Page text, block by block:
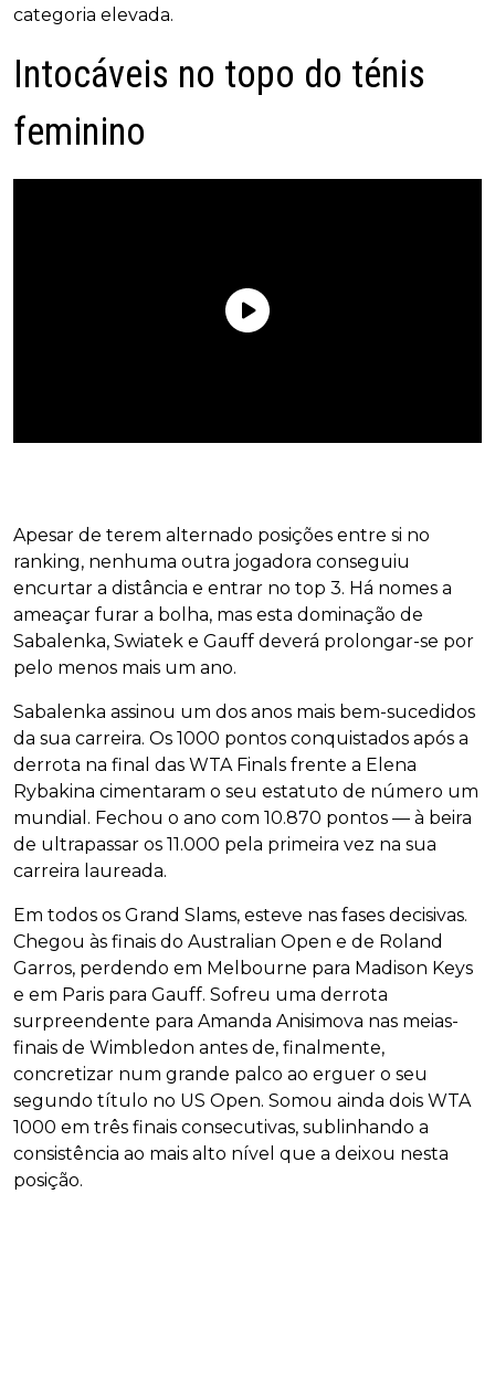
categoria elevada.
Intocáveis no topo do ténis
feminino
Apesar de terem alternado posições entre si no
ranking, nenhuma outra jogadora conseguiu
encurtar a distância e entrar no top 3. Há nomes a
ameaçar furar a bolha, mas esta dominação de
Sabalenka, Swiatek e Gauff deverá prolongar-se por
pelo menos mais um ano.
Sabalenka assinou um dos anos mais bem-sucedidos
da sua carreira. Os 1000 pontos conquistados após a
derrota na final das WTA Finals frente a Elena
Rybakina cimentaram o seu estatuto de número um
mundial. Fechou o ano com 10.870 pontos — à beira
de ultrapassar os 11.000 pela primeira vez na sua
carreira laureada.
Em todos os Grand Slams, esteve nas fases decisivas.
Chegou às finais do Australian Open e de Roland
Garros, perdendo em Melbourne para Madison Keys
e em Paris para Gauff. Sofreu uma derrota
surpreendente para Amanda Anisimova nas meias-
finais de Wimbledon antes de, finalmente,
concretizar num grande palco ao erguer o seu
segundo título no US Open. Somou ainda dois WTA
1000 em três finais consecutivas, sublinhando a
consistência ao mais alto nível que a deixou nesta
posição.